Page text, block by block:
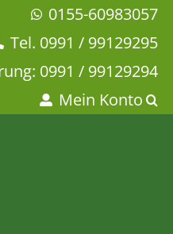
0155-60983057
Tel. 0991 / 99129295
0991 / 99129294
Mein Konto